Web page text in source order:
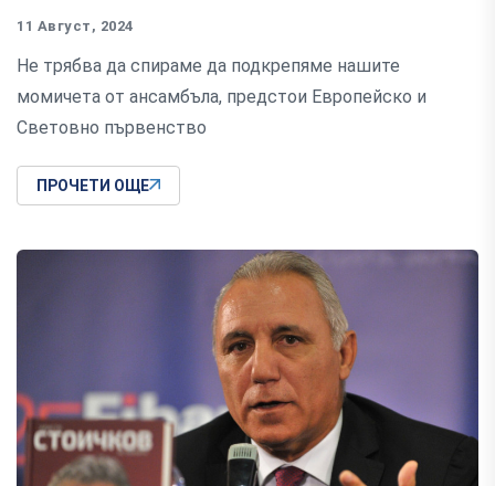
11 Август, 2024
Не трябва да спираме да подкрепяме нашите
момичета от ансамбъла, предстои Европейско и
Световно първенство
ПРОЧЕТИ ОЩЕ